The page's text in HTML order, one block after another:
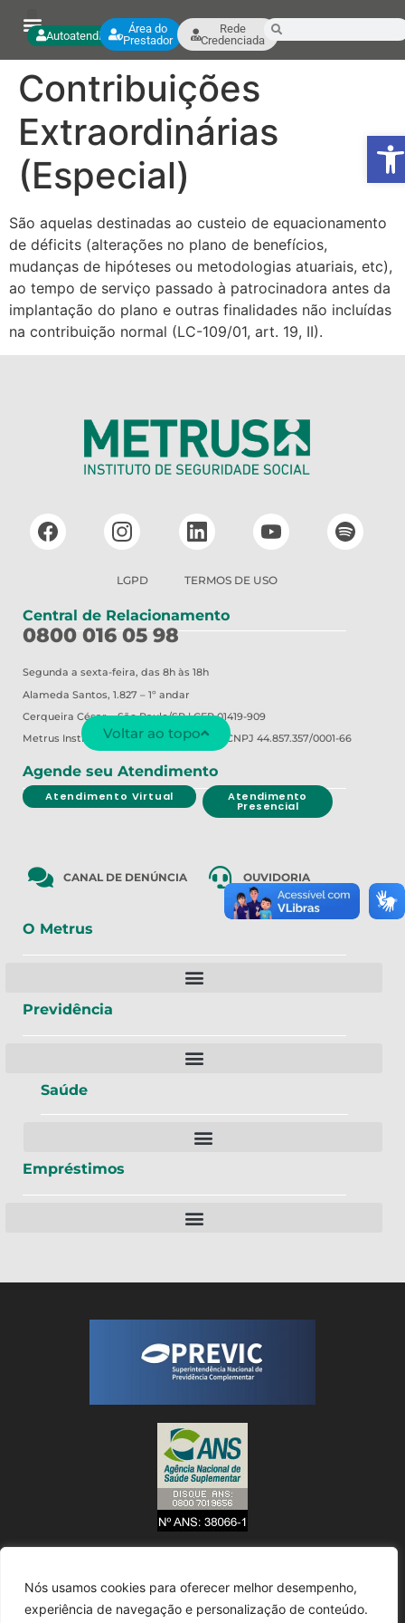
Nós usamos cookies para oferecer melhor desempenho,
experiência de navegação e personalização de conteúdo.
AutoatendimentoÁrea do
Prestador
Rede
Credenciada
Contribuições
Extraordinárias
(Especial)
São aquelas destinadas ao custeio de equacionamento
de déficits (alterações no plano de benefícios,
mudanças de hipóteses ou metodologias atuariais, etc),
ao tempo de serviço passado à patrocinadora antes da
implantação do plano e outras finalidades não incluídas
na contribuição normal (LC-109/01, art. 19, II).
LGPD TERMOS DE USO
Central de Relacionamento
0800 016 05 98
Segunda a sexta-feira, das 8h às 18h
Alameda Santos, 1.827 – 1º andar
Cerqueira César – São Paulo/SP | CEP 01419-909
Metrus Instituto de Seguridade Social | CNPJ 44.857.357/0001-66
Agende seu Atendimento
Atendimento Virtual Atendimento
Presencial
CANAL DE DENÚNCIA OUVIDORIA
O Metrus
Previdência
Saúde
Empréstimos
Voltar ao topo